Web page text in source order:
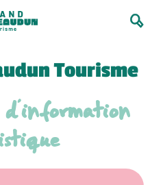
Tourisme
d’information